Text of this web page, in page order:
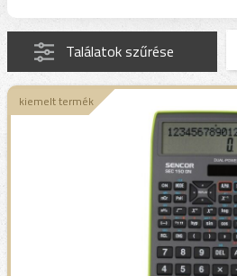
Találatok szűrése
kiemelt termék